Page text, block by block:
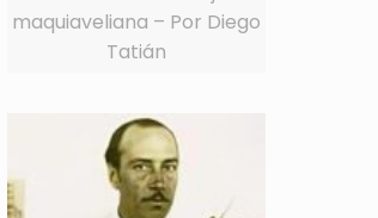
maquiaveliana – Por Diego
Tatián